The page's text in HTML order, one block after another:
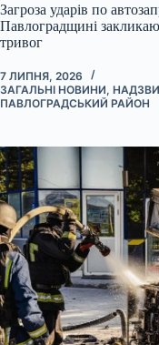
Загроза ударів по
Павлоградщині
тривог
7 ЛИПНЯ, 2026
ЗАГАЛЬНІ НОВИНИ,
ПАВЛОГРАДСЬКИЙ РАЙОН